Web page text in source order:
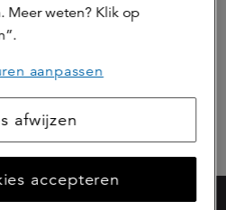
Meer weten? Klik op
aanpassen
afwijzen
accepteren